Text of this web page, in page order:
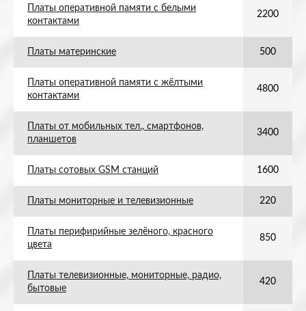
Платы оперативной памяти с белыми
контактами
2200
Платы материнские 500
Платы оперативной памяти с жёлтыми
контактами
4800
Платы от мобильных тел., смартфонов,
планшетов
3400
Платы сотовых GSM станций 1600
Платы мониторные и телевизионные 220
Платы перифирийные зелёного, красного
цвета
850
Платы телевизионные, мониторные, радио,
бытовые
420